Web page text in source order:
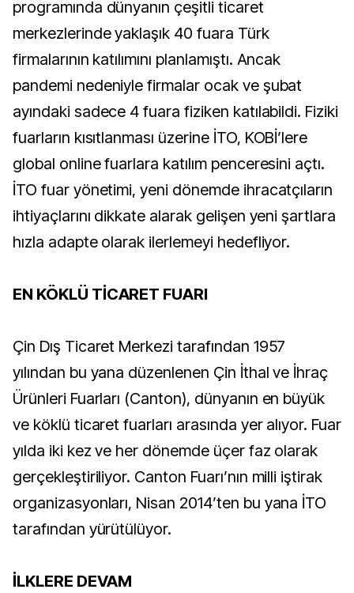
programında dünyanın çeşitli ticaret
merkezlerinde yaklaşık 40 fuara Türk
firmalarının katılımını planlamıştı. Ancak
pandemi nedeniyle firmalar ocak ve şubat
ayındaki sadece 4 fuara fiziken katılabildi. Fiziki
fuarların kısıtlanması üzerine İTO, KOBİ’lere
global online fuarlara katılım penceresini açtı.
İTO fuar yönetimi, yeni dönemde ihracatçıların
ihtiyaçlarını dikkate alarak gelişen yeni şartlara
hızla adapte olarak ilerlemeyi hedefliyor.
EN KÖKLÜ TİCARET FUARI
Çin Dış Ticaret Merkezi tarafından 1957
yılından bu yana düzenlenen Çin İthal ve İhraç
Ürünleri Fuarları (Canton), dünyanın en büyük
ve köklü ticaret fuarları arasında yer alıyor. Fuar
yılda iki kez ve her dönemde üçer faz olarak
gerçekleştiriliyor. Canton Fuarı’nın milli iştirak
organizasyonları, Nisan 2014’ten bu yana İTO
tarafından yürütülüyor.
İLKLERE DEVAM